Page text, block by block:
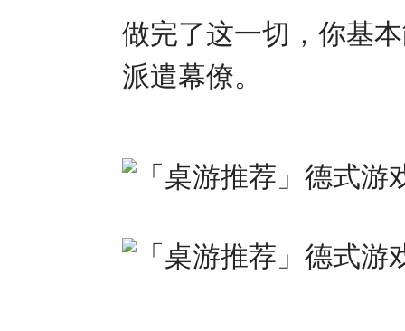
做完了这一切，你基
派遣幕僚。